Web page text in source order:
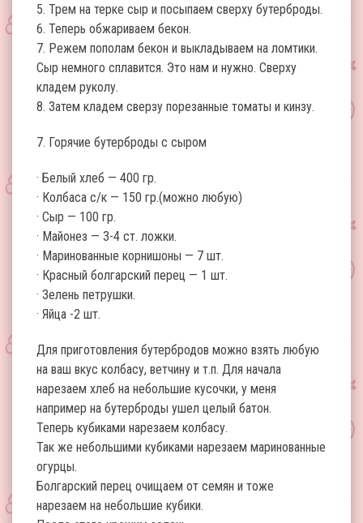
5. Трем на терке сыр и посыпаем сверху бутерброды.
6. Теперь обжариваем бекон.
7. Режем пополам бекон и выкладываем на ломтики.
Сыр немного сплавится. Это нам и нужно. Сверху
кладем руколу.
8. Затем кладем сверзу порезанные томаты и кинзу.
7. Горячие бутерброды с сыром
· Белый хлеб — 400 гр.
· Колбаса с/к — 150 гр.(можно любую)
· Сыр — 100 гр.
· Майонез — 3-4 ст. ложки.
· Маринованные корнишоны — 7 шт.
· Красный болгарский перец — 1 шт.
· Зелень петрушки.
· Яйца -2 шт.
Для приготовления бутербродов можно взять любую
на ваш вкус колбасу, ветчину и т.п. Для начала
нарезаем хлеб на небольшие кусочки, у меня
например на бутерброды ушел целый батон.
Теперь кубиками нарезаем колбасу.
Так же небольшими кубиками нарезаем маринованные
огурцы.
Болгарский перец очищаем от семян и тоже
нарезаем на небольшие кубики.